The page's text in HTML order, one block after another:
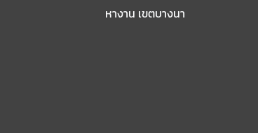
หางาน เขตบางนา